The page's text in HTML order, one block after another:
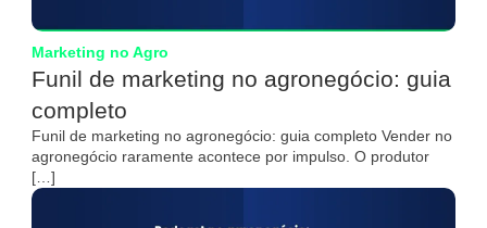
Marketing no Agro
Funil de marketing no agronegócio: guia
completo
Funil de marketing no agronegócio: guia completo Vender no
agronegócio raramente acontece por impulso. O produtor
[…]